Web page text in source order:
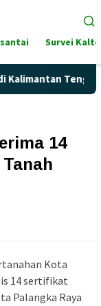
Survei
Tengah?
14
Kota
14 sertifikat
Palangka Raya